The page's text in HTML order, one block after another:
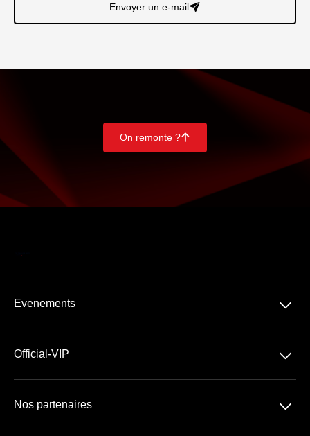
Envoyer un e-mail􀈠
On remonte ?􀄨
Evenements 􀆈
Rugby
Official-VIP 􀆈
Nos partenaires 􀆈